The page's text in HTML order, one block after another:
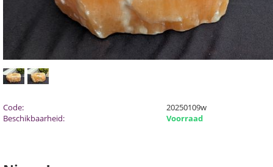
Code:
20250109w
Beschikbaarheid:
Voorraad